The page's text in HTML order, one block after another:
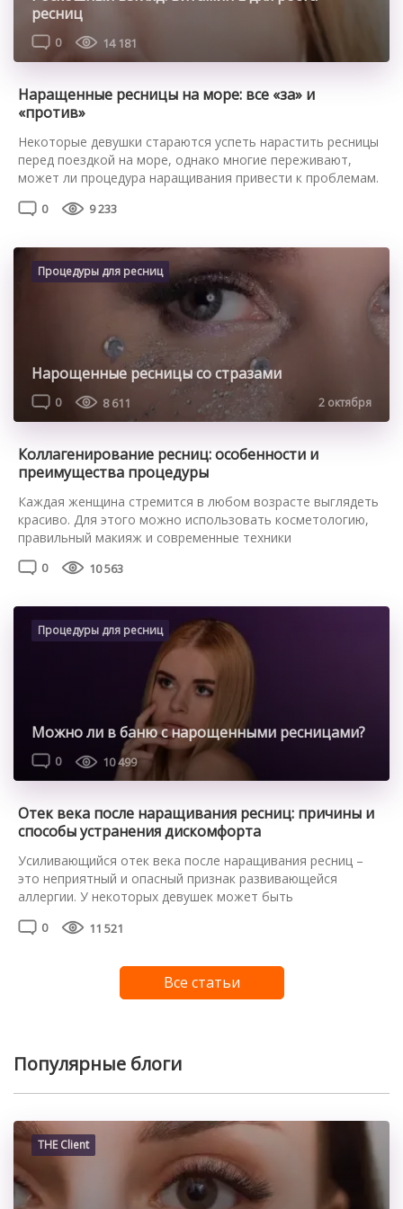
Популярные блоги
THE Client
ресниц
0 14 181
Наращенные ресницы на море: все «за» и
«против»
Некоторые девушки стараются успеть нарастить ресницы
перед поездкой на море, однако многие переживают,
может ли процедура наращивания привести к проблемам.
ресницы перед поездкой на море можно, однако на море с
воздействуя на клей, может привести к его разрушению, в
результате чего искусственные […]
0 9 233
Процедуры для ресниц
Нарощенные ресницы со стразами
0 8 611 2 октября
Коллагенирование ресниц: особенности и
преимущества процедуры
Каждая женщина стремится в любом возрасте выглядеть
красиво. Для этого можно использовать косметологию,
правильный макияж и современные техники
ресниц – это простая, но эффективная процедура,
подробнее разобраться с нюансами такой техники, ее
плюсами и минусами. Преимущества процедуры
Коллагенирование ресниц сейчас делают во многих
салонах красоты или косметологических […]
0 10 563
Процедуры для ресниц
Можно ли в баню с нарощенными ресницами?
0 10 499
Отек века после наращивания ресниц: причины и
способы устранения дискомфорта
Усиливающийся отек века после наращивания ресниц –
это неприятный и опасный признак развивающейся
аллергии. У некоторых девушек может быть
чувствительность к компонентам клея, используемого во
предусмотреть и провести аллергопробу еще до начала
процедуры. К сожалению, не все это делают, и результат
может оказаться совсем не […]
0 11 521
Все статьи